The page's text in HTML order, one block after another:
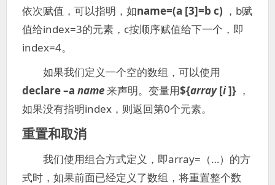
依次赋值，可以指明，如name=(a [3]=b c) ，b赋
值给index=3的元素，c按顺序赋值给下一个，即
index=4。
如果我们定义一个空的数组，可以使用
declare –a name来声明。变量用${array[i]} ，
如果没有指明index，则返回第0个元素。
重置和取消
我们使用组合方式定义，即array=（…）的方
式时，如果前面已经定义了数组，将重置整个数